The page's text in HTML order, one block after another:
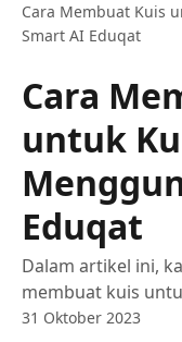
Cara Membuat Kuis
Smart AI Eduqat
Cara
untuk
Eduqat
Dalam artikel ini,
membuat kuis
31 Oktober 2023